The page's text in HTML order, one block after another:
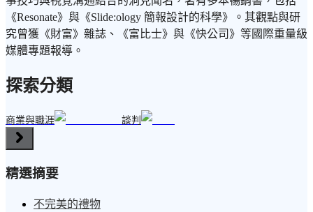
《Resonate》與《Slide:ology 簡報設計的科學》。其觀點與研
究曾獲《財富》雜誌、《富比士》與《快公司》等國際重量級
媒體專題報導。
探索分類
商業與職涯 談判
精選摘要
不完美的禮物